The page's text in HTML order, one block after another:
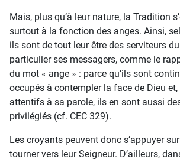
Mais, plus qu’à leur nature, la Tradition
surtout à la fonction des anges. Ainsi,
ils sont de tout leur être des serviteurs
particulier ses messagers, comme le
du mot « ange » : parce qu’ils sont
occupés à contempler la face de Dieu
attentifs à sa parole, ils en sont aussi
privilégiés (cf. CEC 329).
Les croyants peuvent donc s’appuyer
tourner vers leur Seigneur. D’ailleurs,